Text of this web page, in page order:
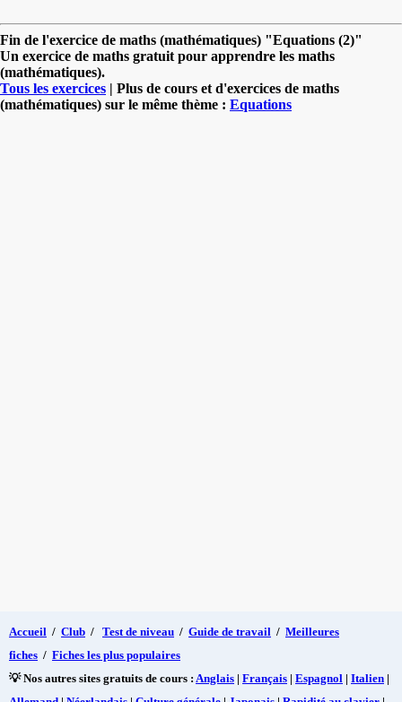
Fin de l'exercice de maths (mathématiques) "Equations (2)"
Un exercice de maths gratuit pour apprendre les maths
(mathématiques).
Tous les exercices | Plus de cours et d'exercices de maths
(mathématiques) sur le même thème : Equations
Accueil / Club / Test de niveau / Guide de travail / Meilleures
fiches / Fiches les plus populaires
💡 Nos autres sites gratuits de cours : Anglais | Français | Espagnol | Italien |